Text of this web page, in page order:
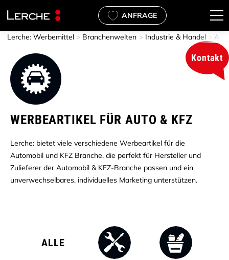
ALLES in Büro & Home Office
ALLES in Koch- &
ALLES in Mehrweg & To Go
ALLES in Outdoor & Freizeit
ALLES in Textilien &
und soziale
Beauty & Lifestyle
& Gastgewerbe
Branchen ALLES in Coffee to go Becher
ALLES in Filz Werbeartikel
ALLES in Laufshirts
ALLES in Werbegeschenke
ALLES in Über uns
ALLES in Nachhaltigkeit
ANFRAGE
Lerche: Werbemittel Branchenwelten Industrie & Handel
WERBEARTIKEL FÜR AUTO & KFZ
Lerche: bietet viele verschiedene Werbeartikel für die
Automobil und KFZ Branche, die perfekt für Hersteller und
Zulieferer der Automobil & KFZ-Branche passen und ein
unverwechselbares, individuelles Marketing unterstützen.
ALLE
Kontakt